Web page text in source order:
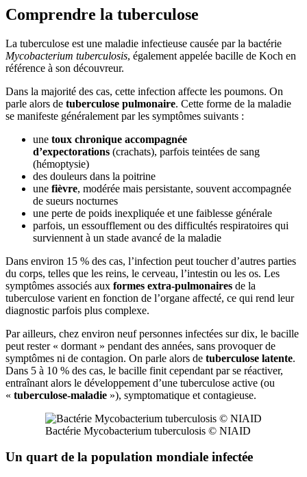
Comprendre la tuberculose
La tuberculose est une maladie infectieuse causée par la bactérie
Mycobacterium tuberculosis, également appelée bacille de Koch en
référence à son découvreur.
Dans la majorité des cas, cette infection affecte les poumons. On
parle alors de tuberculose pulmonaire. Cette forme de la maladie
se manifeste généralement par les symptômes suivants :
une toux chronique accompagnée
d’expectorations (crachats), parfois teintées de sang
(hémoptysie)
des douleurs dans la poitrine
une fièvre, modérée mais persistante, souvent accompagnée
de sueurs nocturnes
une perte de poids inexpliquée et une faiblesse générale
parfois, un essoufflement ou des difficultés respiratoires qui
surviennent à un stade avancé de la maladie
Dans environ 15 % des cas, l’infection peut toucher d’autres parties
du corps, telles que les reins, le cerveau, l’intestin ou les os. Les
symptômes associés aux formes extra-pulmonaires de la
tuberculose varient en fonction de l’organe affecté, ce qui rend leur
diagnostic parfois plus complexe.
Par ailleurs, chez environ neuf personnes infectées sur dix, le bacille
peut rester « dormant » pendant des années, sans provoquer de
symptômes ni de contagion. On parle alors de tuberculose latente.
Dans 5 à 10 % des cas, le bacille finit cependant par se réactiver,
entraînant alors le développement d’une tuberculose active (ou
« tuberculose-maladie »), symptomatique et contagieuse.
Bactérie Mycobacterium tuberculosis © NIAID
Un quart de la population mondiale infectée